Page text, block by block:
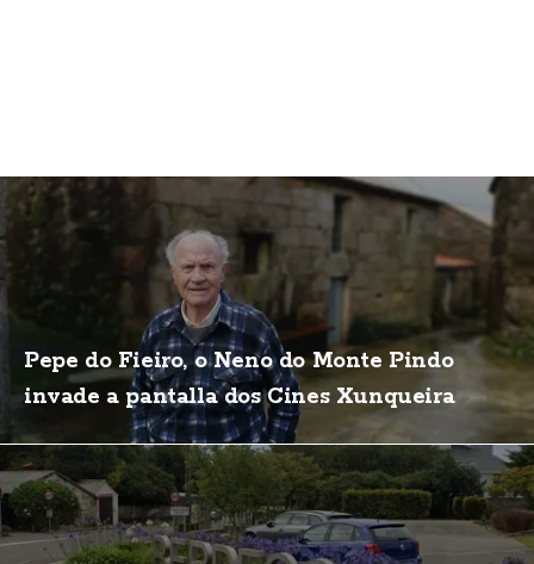
Pepe do Fieiro, o Neno do Monte Pindo
invade a pantalla dos Cines Xunqueira